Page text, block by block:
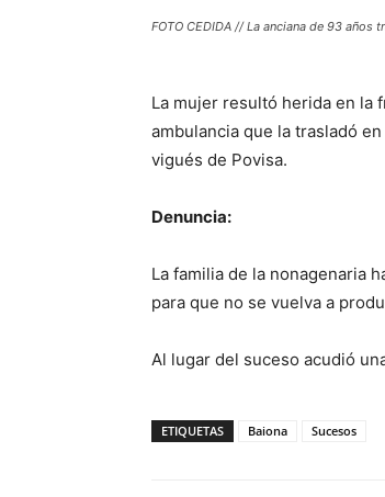
FOTO CEDIDA // La anciana de 93 años
La mujer resultó herida en la
ambulancia que la trasladó
vigués de Povisa.
Denuncia:
La familia de la nonagenaria
para que no se vuelva a
Al lugar del suceso acudió
ETIQUETAS Baiona Sucesos